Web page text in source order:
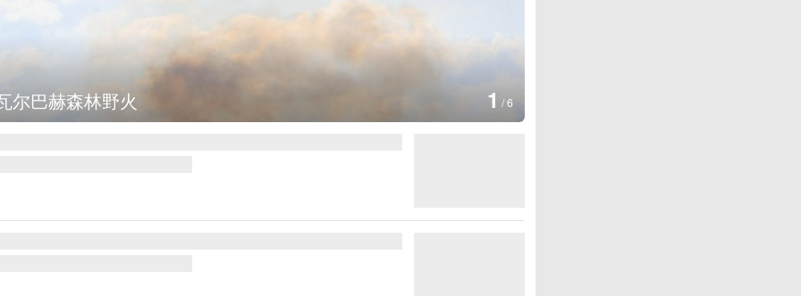
尔巴赫森林野火 1 /6